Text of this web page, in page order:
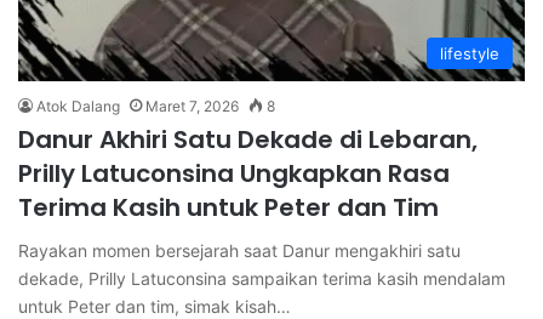
lifestyle
Atok Dalang Maret 7, 2026 8
Danur Akhiri Satu Dekade di Lebaran,
Prilly Latuconsina Ungkapkan Rasa
Terima Kasih untuk Peter dan Tim
Rayakan momen bersejarah saat Danur mengakhiri satu
dekade, Prilly Latuconsina sampaikan terima kasih mendalam
untuk Peter dan tim, simak kisah…